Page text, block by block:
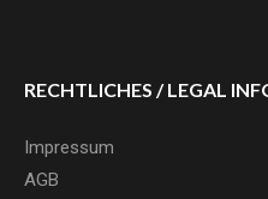
RECHTLICHES /LEGAL
Impressum
AGB